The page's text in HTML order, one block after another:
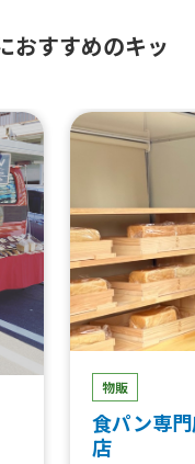
おすすめのキッ
物販
食パン専
店